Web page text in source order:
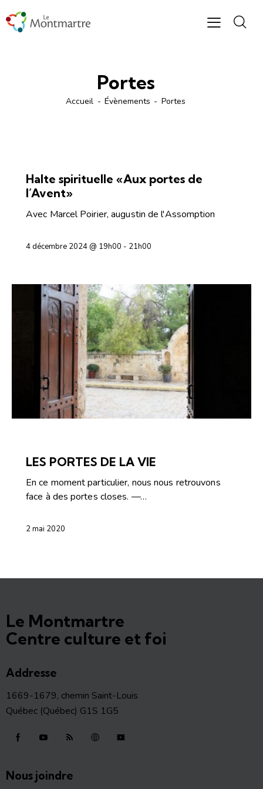
Portes
Accueil Évènements Portes
Halte spirituelle «Aux portes de
l’Avent»
Avec Marcel Poirier, augustin de l'Assomption
4 décembre 2024 @ 19h00 - 21h00
LES PORTES DE LA VIE
En ce moment particulier, nous nous retrouvons
face à des portes closes. —…
2 mai 2020
Le Montmartre
Centre culture et foi
Addresse
1669-1679, chemin Saint-Louis
Québec (Québec) G1S 1G5
Nous joindre